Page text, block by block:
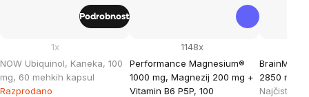
NOW Ubiquinol, Kaneka, 100
mg, 60 mehkih kapsul
1x
Razprodano
Podrobnost
Performance Magnesium®
1000 mg, Magnezij 200 mg +
Vitamin B6 P5P, 100
1148x
BrainMax
2850 mg
Najčistejši